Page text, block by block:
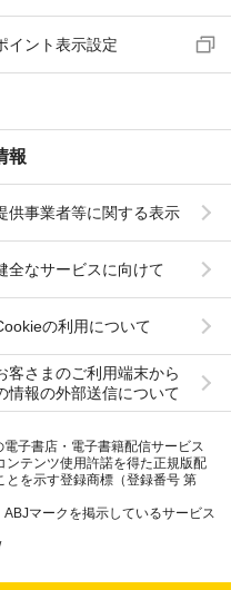
イント表示設定
報
供事業者等に関する表示
全なサービスに向けて
の利用について
客さまのご利用端末から
情報の外部送信について
子書店・電子書籍配信サービス
ンテンツ使用許諾を得た正規版配
とを示す登録商標（登録番号 第
マークを掲示しているサービス